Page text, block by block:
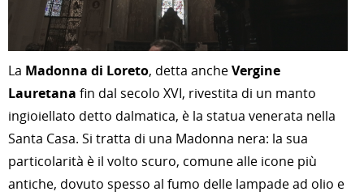
La Madonna di Loreto, detta ancheVergine
Lauretana fin dal secolo XVI, rivestita di un manto
ingioiellato detto dalmatica, è la statua venerata nella
Santa Casa. Si tratta di una Madonna nera: la sua
particolarità è il volto scuro, comune alle icone più
antiche, dovuto spesso al fumo delle lampade ad olio e